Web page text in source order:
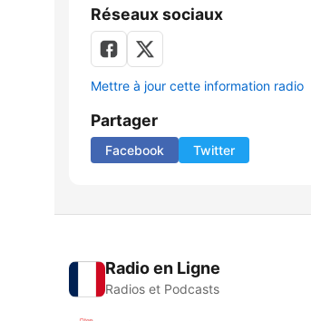
Réseaux sociaux
Mettre à jour cette information radio
Partager
Facebook Twitter
Radio en Ligne
Radios et Podcasts